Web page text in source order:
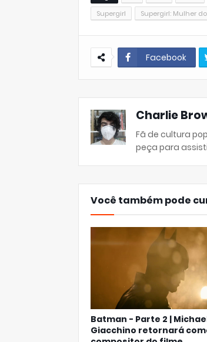
Supergirl
Supergirl: Mulher
Facebook
Charlie
Fã de cultura
peça para
Você também pode
Batman - Parte 2 |
Giacchino retornará